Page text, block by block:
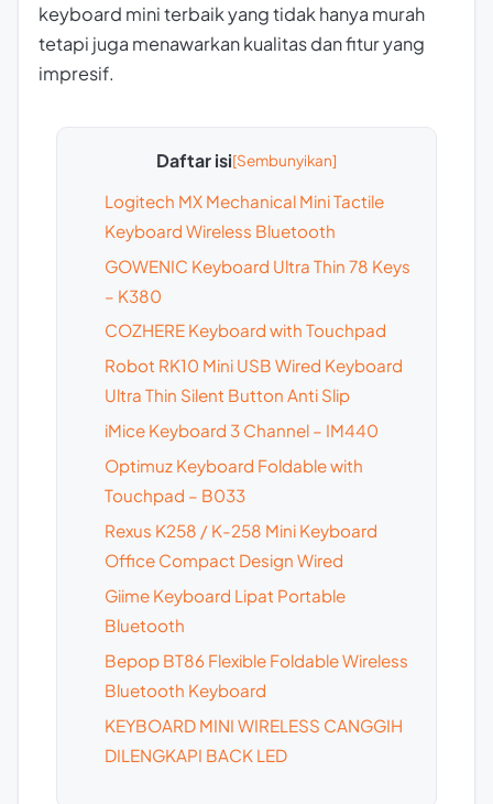
keyboard mini terbaik yang tidak hanya murah
tetapi juga menawarkan kualitas dan fitur yang
impresif.
Daftar isi
Logitech MX Mechanical Mini Tactile
Keyboard Wireless Bluetooth
GOWENIC Keyboard Ultra Thin 78 Keys
– K380
COZHERE Keyboard with Touchpad
Robot RK10 Mini USB Wired Keyboard
Ultra Thin Silent Button Anti Slip
iMice Keyboard 3 Channel – IM440
Optimuz Keyboard Foldable with
Touchpad – B033
Rexus K258 / K-258 Mini Keyboard
Office Compact Design Wired
Giime Keyboard Lipat Portable
Bluetooth
Bepop BT86 Flexible Foldable Wireless
Bluetooth Keyboard
KEYBOARD MINI WIRELESS CANGGIH
DILENGKAPI BACK LED